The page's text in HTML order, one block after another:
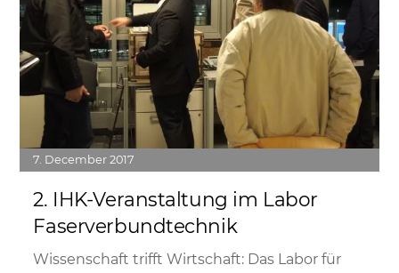
7 December 2017
2. IHK-Veranstaltung im Labor
Faserverbundtechnik
Wissenschaft trifft Wirtschaft: Das Labor für